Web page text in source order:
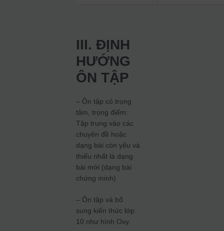
III. ĐỊNH
HƯỚNG
ÔN TẬP
– Ôn tập có trọng
tâm, trọng điểm:
Tập trung vào các
chuyên đề hoặc
dạng bài còn yếu và
thiếu nhất là dạng
bài mới (dạng bài
chứng minh)
– Ôn tập và bổ
sung kiến thức lớp
10 như hình Oxy.